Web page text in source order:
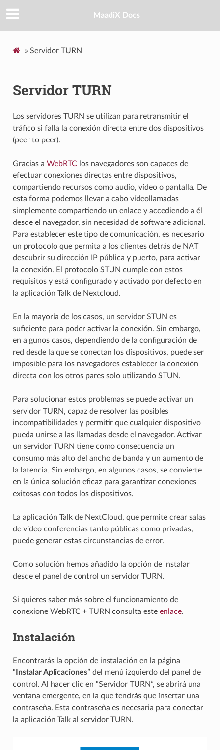
MaadiX Docs
» Servidor TURN
Servidor TURN
Los servidores TURN se utilizan para retransmitir el
tráfico si falla la conexión directa entre dos dispositivos
(peer to peer).
Gracias a WebRTClos navegadores son capaces de
efectuar conexiones directas entre dispositivos,
compartiendo recursos como audio, vídeo o pantalla. De
esta forma podemos llevar a cabo vídeollamadas
simplemente compartiendo un enlace y accediendo a él
desde el navegador, sin necesidad de software adicional.
Para establecer este tipo de comunicación, es necesario
un protocolo que permita a los clientes detrás de NAT
descubrir su dirección IP pública y puerto, para activar
la conexión. El protocolo STUN cumple con estos
requisitos y está configurado y activado por defecto en
la aplicación Talk de Nextcloud.
En la mayoría de los casos, un servidor STUN es
suficiente para poder activar la conexión. Sin embargo,
en algunos casos, dependiendo de la configuración de
red desde la que se conectan los dispositivos, puede ser
imposible para los navegadores establecer la conexión
directa con los otros pares solo utilizando STUN.
Para solucionar estos problemas se puede activar un
servidor TURN, capaz de resolver las posibles
incompatibilidades y permitir que cualquier dispositivo
pueda unirse a las llamadas desde el navegador. Activar
un servidor TURN tiene como consecuencia un
consumo más alto del ancho de banda y un aumento de
la latencia. Sin embargo, en algunos casos, se convierte
en la única solución eficaz para garantizar conexiones
exitosas con todos los dispositivos.
La aplicación Talk de NextCloud, que permite crear salas
de vídeo conferencias tanto públicas como privadas,
puede generar estas circunstancias de error.
Como solución hemos añadido la opción de instalar
desde el panel de control un servidor TURN.
Si quieres saber más sobre el funcionamiento de
conexione WebRTC + TURN consulta este enlace.
Instalación
Encontrarás la opción de instalación en la página
“ Instalar Aplicaciones” del menú izquierdo del panel de
control. Al hacer clic en “Servidor TURN”, se abrirá una
ventana emergente, en la que tendrás que insertar una
contraseña. Esta contraseña es necesaria para conectar
la aplicación Talk al servidor TURN.